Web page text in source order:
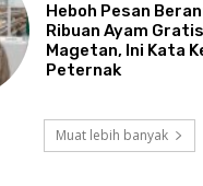
Heboh Pesan
Ribuan Ayam
Magetan, Ini Kata
Peternak
Muat lebih banyak